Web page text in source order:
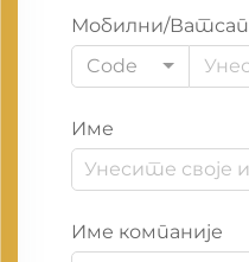
Мобилни/Ватсап
Code
Име
Име компаније